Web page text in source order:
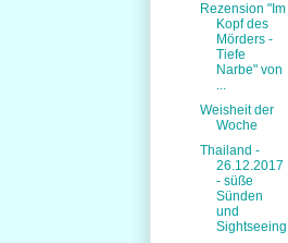
Rezension "Im
Kopf des
Mörders -
Tiefe
Narbe" von
...
Weisheit der
Woche
Thailand -
26.12.2017
- süße
Sünden
und
Sightseeing